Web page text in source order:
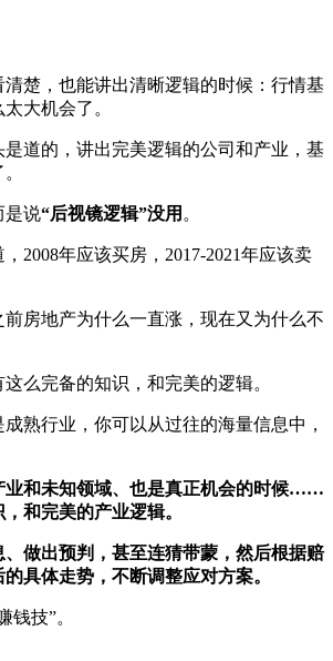
楚，也能讲出清晰逻辑的时候：行情基
大机会了。
是道的，讲出完美逻辑的公司和产业，基
是说“后视镜逻辑”没用 。
2008年应该买房，2017-2021年应该卖
房地产为什么一直涨，现在又为什么不
么完备的知识，和完美的逻辑。
熟行业，你可以从过往的海量信息中，
业和未知领域、也是真正机会的时候……
和完美的产业逻辑。
做出预判，甚至连猜带蒙，然后根据赔
具体走势，不断调整应对方案。
钱技”。